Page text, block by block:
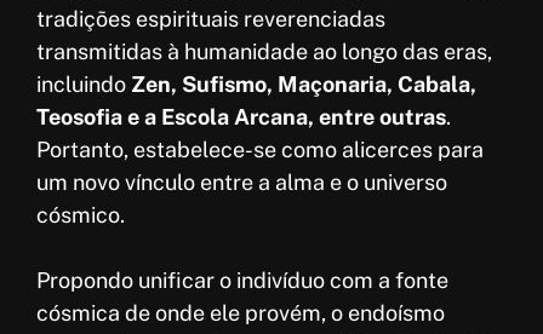
tradições espirituais reverenciadas
transmitidas à humanidade ao longo das eras,
incluindo Zen, Sufismo, Maçonaria, Cabala,
Teosofia e a Escola Arcana, entre outras.
Portanto, estabelece-se como alicerces para
um novo vínculo entre a alma e o universo
cósmico.
Propondo unificar o indivíduo com a fonte
cósmica de onde ele provém, o endoísmo